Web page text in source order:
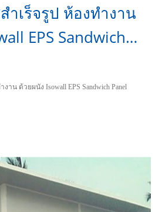
ำเร็จรูป ห้องทำงาน
EPS Sandwich
าน ด้วยผนัง Isowall EPS Sandwich Panel